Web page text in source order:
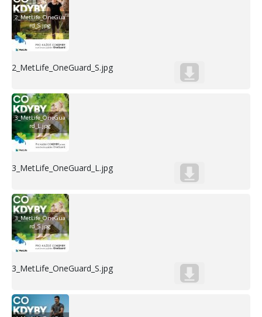
2_MetLife_OneGua
rd_S.jpg
2_MetLife_OneGuard_S.jpg
3_MetLife_OneGua
rd_L.jpg
3_MetLife_OneGuard_L.jpg
3_MetLife_OneGua
rd_S.jpg
3_MetLife_OneGuard_S.jpg